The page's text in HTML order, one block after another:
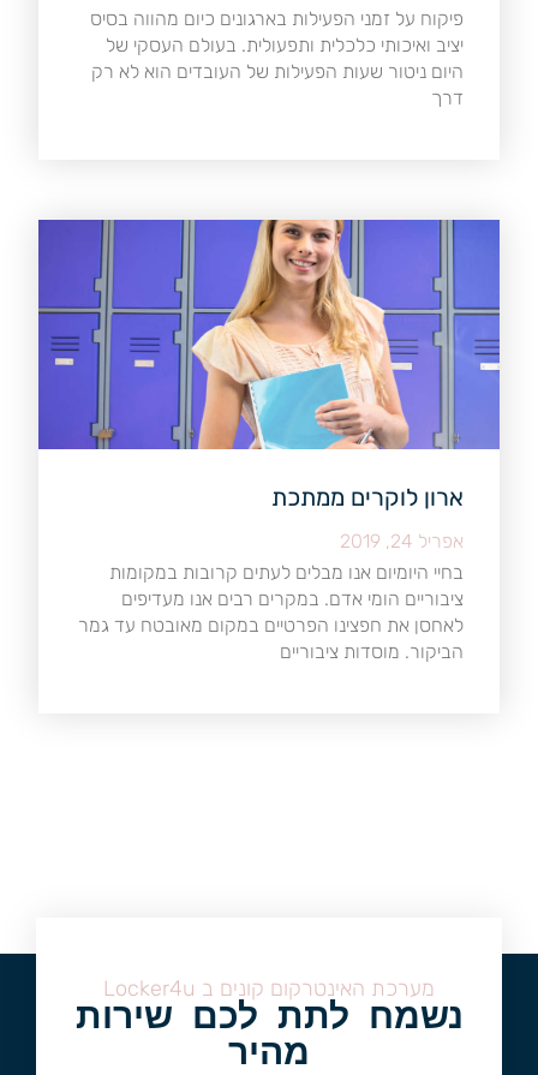
פיקוח על זמני הפעילות בארגונים כיום מהווה בסיס
יציב ואיכותי כלכלית ותפעולית. בעולם העסקי של
היום ניטור שעות הפעילות של העובדים הוא לא רק
דרך
ארון לוקרים ממתכת
אפריל 24, 2019
בחיי היומיום אנו מבלים לעתים קרובות במקומות
ציבוריים הומי אדם. במקרים רבים אנו מעדיפים
לאחסן את חפצינו הפרטיים במקום מאובטח עד גמר
הביקור. מוסדות ציבוריים
מערכת האינטרקום קונים ב Locker4u
נשמח לתת לכם שירות
מהיר